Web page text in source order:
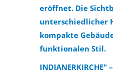
eröffnet. Die
unterschiedlicher
kompakte
funktionalen Stil.
INDIANERKIRCHE"